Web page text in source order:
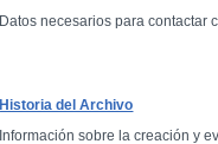
Datos necesarios para contactar
Historia del Archivo
Información sobre la creación y